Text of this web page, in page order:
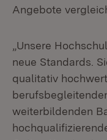
Angebote
„Unsere
neue Standards.
qualitativ
weiterbildenden